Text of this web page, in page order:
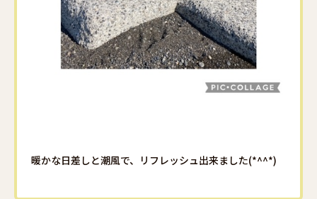
暖かな日差しと潮風で、リフレッシュ出来ました(*^^*)